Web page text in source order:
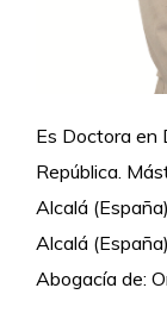
Es Doctora en
República.
Alcalá
Alcalá
Abogacía de: